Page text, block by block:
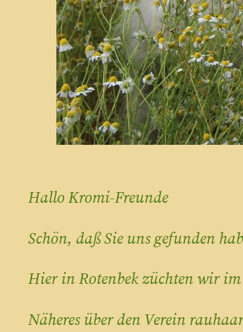
Hallo Kromi-Freunde
Schön, daß Sie uns gefunden
Hier in Rotenbek züchten wir
Näheres über den Verein